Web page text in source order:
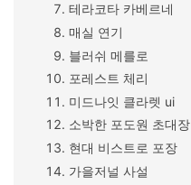
테라코타 카베르네
매실 연기
블러쉬 메를로
포레스트 체리
미드나잇 클라렛 ui
소박한 포도원 초대장
현대 비스트로 포장
가을저널 사설